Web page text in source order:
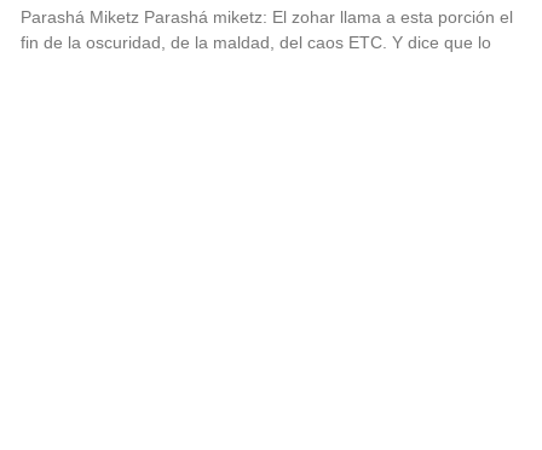
Parashá Miketz Parashá miketz: El zohar llama a esta porción el
fin de la oscuridad, de la maldad, del caos ETC. Y dice que lo